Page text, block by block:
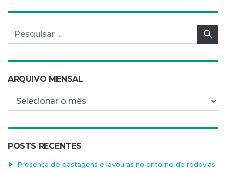
Pesquisar por:
ARQUIVO MENSAL
Arquivo mensal
POSTS RECENTES
Presença de pastagens e lavouras no entorno de rodovias